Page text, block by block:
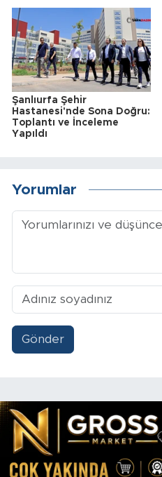
Şanlıurfa Şehir
Hastanesi'nde Sona Doğru:
Toplantı ve İnceleme
Yapıldı
Yorumlar
Gönder